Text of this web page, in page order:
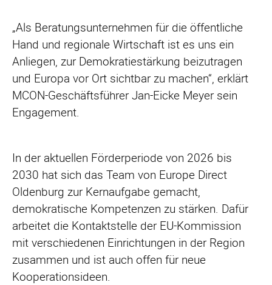
„Als Beratungsunternehmen für die öffentliche
Hand und regionale Wirtschaft ist es uns ein
Anliegen, zur Demokratiestärkung beizutragen
und Europa vor Ort sichtbar zu machen“, erklärt
MCON-Geschäftsführer Jan-Eicke Meyer sein
Engagement.
In der aktuellen Förderperiode von 2026 bis
2030 hat sich das Team von Europe Direct
Oldenburg zur Kernaufgabe gemacht,
demokratische Kompetenzen zu stärken. Dafür
arbeitet die Kontaktstelle der EU-Kommission
mit verschiedenen Einrichtungen in der Region
zusammen und ist auch offen für neue
Kooperationsideen.